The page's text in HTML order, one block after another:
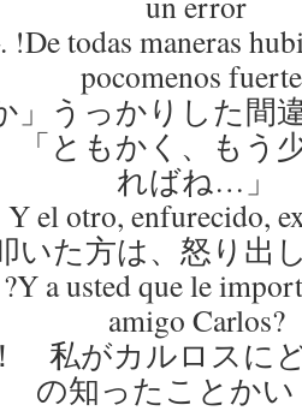
todas maneras
pocomenos
」うっかりした間
「ともかく、もう
ればね…」
Y el otro, enfurecido,
いた方は、怒り出
a usted que le
amigo Carlos?
私がカルロスに
の知ったことかい